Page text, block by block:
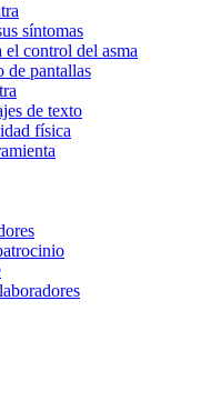
síntomas
el control del asma
de pantallas
de texto
física